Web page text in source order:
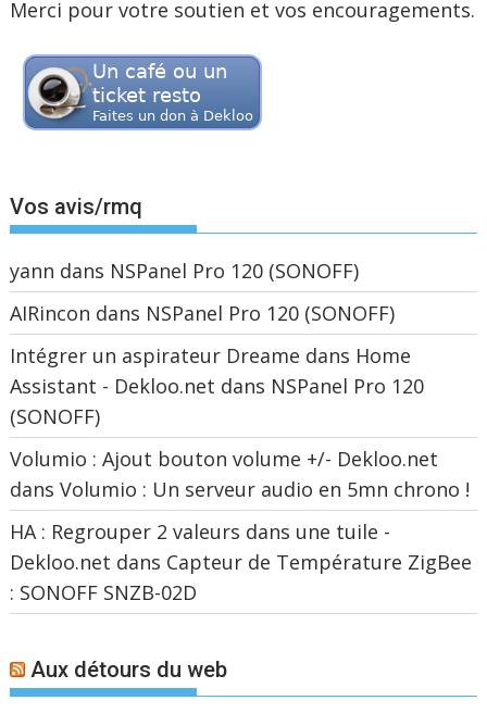
Merci pour votre soutien et vos encouragements.
Vos avis/rmq
yann dans NSPanel Pro 120 (SONOFF)
AIRincon dans NSPanel Pro 120 (SONOFF)
Intégrer un aspirateur Dreame dans Home
Assistant - Dekloo.net dans NSPanel Pro 120
(SONOFF)
Volumio : Ajout bouton volume +/- Dekloo.net
dansVolumio : Un serveur audio en 5mn chrono !
HA : Regrouper 2 valeurs dans une tuile -
Dekloo.net dans Capteur de Température ZigBee
: SONOFF SNZB-02D
Aux détours du web